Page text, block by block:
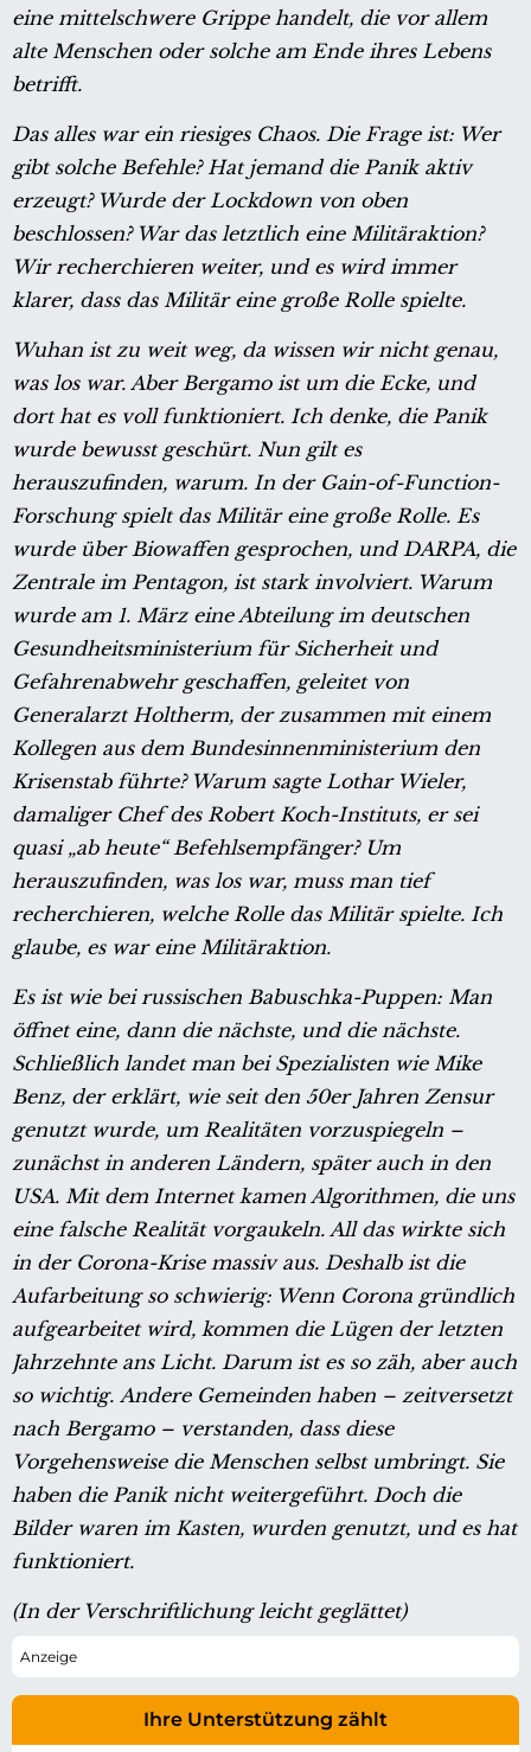
eine mittelschwere Grippe handelt, die vor allem
alte Menschen oder solche am Ende ihres Lebens
betrifft.
Das alles war ein riesiges Chaos. Die Frage ist: Wer
gibt solche Befehle? Hat jemand die Panik aktiv
erzeugt? Wurde der Lockdown von oben
beschlossen? War das letztlich eine Militäraktion?
Wir recherchieren weiter, und es wird immer
klarer, dass das Militär eine große Rolle spielte.
Wuhan ist zu weit weg, da wissen wir nicht genau,
was los war. Aber Bergamo ist um die Ecke, und
dort hat es voll funktioniert. Ich denke, die Panik
wurde bewusst geschürt. Nun gilt es
herauszufinden, warum. In der Gain-of-Function-
Forschung spielt das Militär eine große Rolle. Es
wurde über Biowaffen gesprochen, und DARPA, die
Zentrale im Pentagon, ist stark involviert. Warum
wurde am 1. März eine Abteilung im deutschen
Gesundheitsministerium für Sicherheit und
Gefahrenabwehr geschaffen, geleitet von
Generalarzt Holtherm, der zusammen mit einem
Kollegen aus dem Bundesinnenministerium den
Krisenstab führte? Warum sagte Lothar Wieler,
damaliger Chef des Robert Koch-Instituts, er sei
quasi „ab heute“ Befehlsempfänger? Um
herauszufinden, was los war, muss man tief
recherchieren, welche Rolle das Militär spielte. Ich
glaube, es war eine Militäraktion.
Es ist wie bei russischen Babuschka-Puppen: Man
öffnet eine, dann die nächste, und die nächste.
Schließlich landet man bei Spezialisten wie Mike
Benz, der erklärt, wie seit den 50er Jahren Zensur
genutzt wurde, um Realitäten vorzuspiegeln –
zunächst in anderen Ländern, später auch in den
USA. Mit dem Internet kamen Algorithmen, die uns
eine falsche Realität vorgaukeln. All das wirkte sich
in der Corona-Krise massiv aus. Deshalb ist die
Aufarbeitung so schwierig: Wenn Corona gründlich
aufgearbeitet wird, kommen die Lügen der letzten
Jahrzehnte ans Licht. Darum ist es so zäh, aber auch
so wichtig. Andere Gemeinden haben – zeitversetzt
nach Bergamo – verstanden, dass diese
Vorgehensweise die Menschen selbst umbringt. Sie
haben die Panik nicht weitergeführt. Doch die
Bilder waren im Kasten, wurden genutzt, und es hat
funktioniert.
(In der Verschriftlichung leicht geglättet)
Ihre Unterstützung zählt